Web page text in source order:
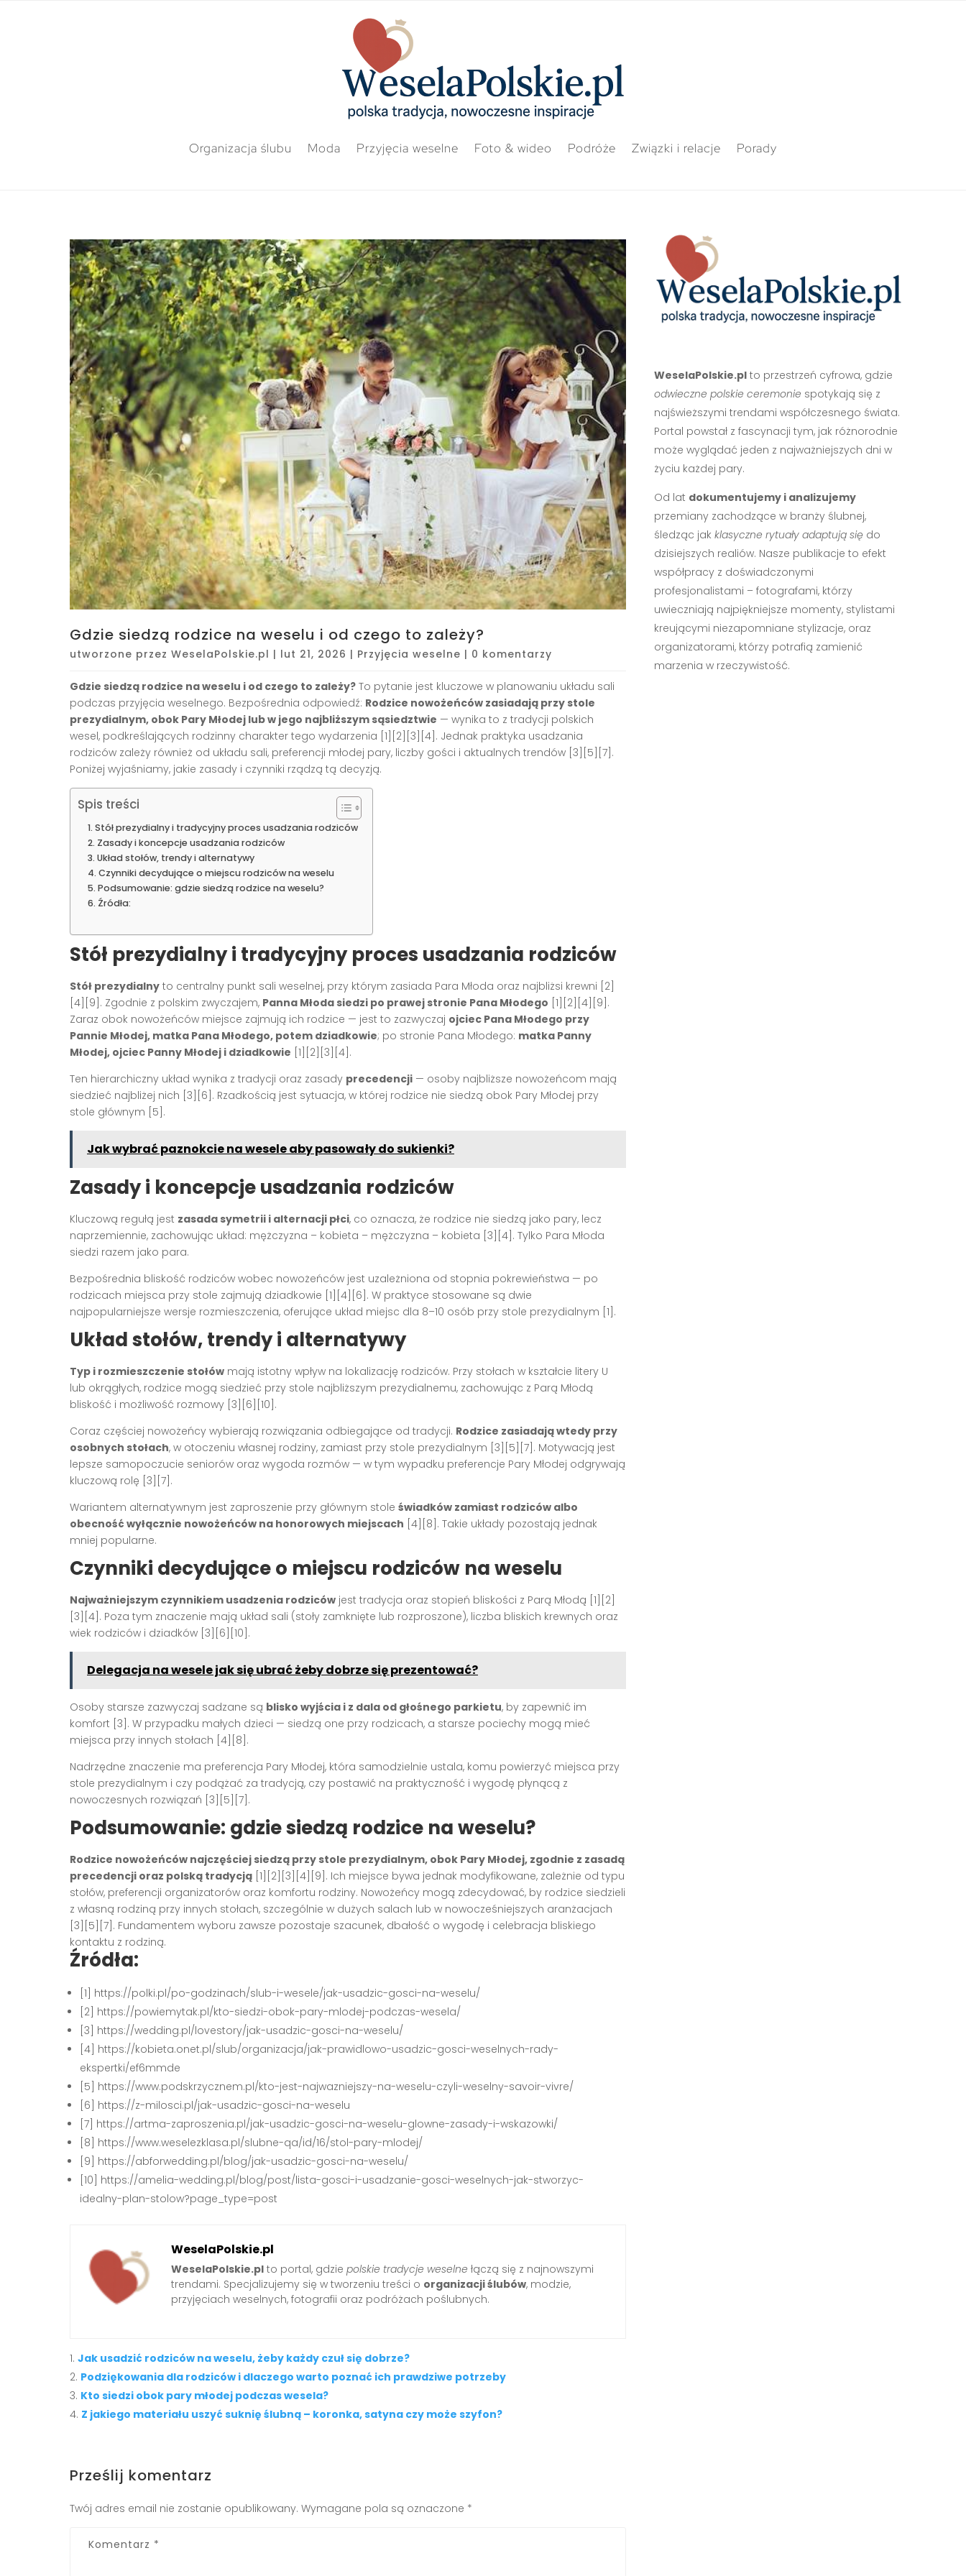
Organizacja ślubu Moda Przyjęcia weselne Foto & wideo Podróże Związki i relacje Porady
Gdzie siedzą rodzice na weselu i od czego to zależy?
utworzone przez WeselaPolskie.pl | lut 21, 2026 | Przyjęcia weselne | 0 komentarzy
Gdzie siedzą rodzice na weselu i od czego to zależy? To pytanie jest kluczowe w planowaniu układu sali
podczas przyjęcia weselnego. Bezpośrednia odpowiedź: Rodzice nowożeńców zasiadają przy stole
prezydialnym, obok Pary Młodej lub w jego najbliższym sąsiedztwie — wynika to z tradycji polskich
wesel, podkreślających rodzinny charakter tego wydarzenia [1][2][3][4] . Jednak praktyka usadzania
rodziców zależy również od układu sali, preferencji młodej pary, liczby gości i aktualnych trendów [3][5][7] .
Poniżej wyjaśniamy, jakie zasady i czynniki rządzą tą decyzją.
Spis treści
Stół prezydialny i tradycyjny proces usadzania rodziców
Zasady i koncepcje usadzania rodziców
Układ stołów, trendy i alternatywy
Czynniki decydujące o miejscu rodziców na weselu
Podsumowanie: gdzie siedzą rodzice na weselu?
Źródła:
Stół prezydialny i tradycyjny proces usadzania rodziców
Stół prezydialny to centralny punkt sali weselnej, przy którym zasiada Para Młoda oraz najbliżsi krewni [2]
[4][9] . Zgodnie z polskim zwyczajem, Panna Młoda siedzi po prawej stronie Pana Młodego [1][2][4][9] .
Zaraz obok nowożeńców miejsce zajmują ich rodzice — jest to zazwyczaj ojciec Pana Młodego przy
Pannie Młodej, matka Pana Młodego, potem dziadkowie; po stronie Pana Młodego: matka Panny
Młodej, ojciec Panny Młodej i dziadkowie [1][2][3][4] .
Ten hierarchiczny układ wynika z tradycji oraz zasady precedencji — osoby najbliższe nowożeńcom mają
siedzieć najbliżej nich [3][6] . Rzadkością jest sytuacja, w której rodzice nie siedzą obok Pary Młodej przy
stole głównym [5] .
Jak wybrać paznokcie na wesele aby pasowały do sukienki?
Zasady i koncepcje usadzania rodziców
Kluczową regułą jest zasada symetrii i alternacji płci, co oznacza, że rodzice nie siedzą jako pary, lecz
naprzemiennie, zachowując układ: mężczyzna – kobieta – mężczyzna – kobieta [3][4] . Tylko Para Młoda
siedzi razem jako para.
Bezpośrednia bliskość rodziców wobec nowożeńców jest uzależniona od stopnia pokrewieństwa — po
rodzicach miejsca przy stole zajmują dziadkowie [1][4][6] . W praktyce stosowane są dwie
najpopularniejsze wersje rozmieszczenia, oferujące układ miejsc dla 8–10 osób przy stole prezydialnym [1] .
Układ stołów, trendy i alternatywy
Typ i rozmieszczenie stołów mają istotny wpływ na lokalizację rodziców. Przy stołach w kształcie litery U
lub okrągłych, rodzice mogą siedzieć przy stole najbliższym prezydialnemu, zachowując z Parą Młodą
bliskość i możliwość rozmowy [3][6][10] .
Coraz częściej nowożeńcy wybierają rozwiązania odbiegające od tradycji. Rodzice zasiadają wtedy przy
osobnych stołach, w otoczeniu własnej rodziny, zamiast przy stole prezydialnym [3][5][7] . Motywacją jest
lepsze samopoczucie seniorów oraz wygoda rozmów — w tym wypadku preferencje Pary Młodej odgrywają
kluczową rolę [3][7] .
Wariantem alternatywnym jest zaproszenie przy głównym stole świadków zamiast rodziców albo
obecność wyłącznie nowożeńców na honorowych miejscach [4][8] . Takie układy pozostają jednak
mniej popularne.
Czynniki decydujące o miejscu rodziców na weselu
Najważniejszym czynnikiem usadzenia rodziców jest tradycja oraz stopień bliskości z Parą Młodą [1][2]
[3][4] . Poza tym znaczenie mają układ sali (stoły zamknięte lub rozproszone), liczba bliskich krewnych oraz
wiek rodziców i dziadków [3][6][10] .
Delegacja na wesele jak się ubrać żeby dobrze się prezentować?
Osoby starsze zazwyczaj sadzane są blisko wyjścia i z dala od głośnego parkietu, by zapewnić im
komfort [3] . W przypadku małych dzieci — siedzą one przy rodzicach, a starsze pociechy mogą mieć
miejsca przy innych stołach [4][8] .
Nadrzędne znaczenie ma preferencja Pary Młodej, która samodzielnie ustala, komu powierzyć miejsca przy
stole prezydialnym i czy podążać za tradycją, czy postawić na praktyczność i wygodę płynącą z
nowoczesnych rozwiązań [3][5][7] .
Podsumowanie: gdzie siedzą rodzice na weselu?
Rodzice nowożeńców najczęściej siedzą przy stole prezydialnym, obok Pary Młodej, zgodnie z zasadą
precedencji oraz polską tradycją [1][2][3][4][9] . Ich miejsce bywa jednak modyfikowane, zależnie od typu
stołów, preferencji organizatorów oraz komfortu rodziny. Nowożeńcy mogą zdecydować, by rodzice siedzieli
z własną rodziną przy innych stołach, szczególnie w dużych salach lub w nowocześniejszych aranżacjach
[3][5][7] . Fundamentem wyboru zawsze pozostaje szacunek, dbałość o wygodę i celebracja bliskiego
kontaktu z rodziną.
Źródła:
[1] https://polki.pl/po-godzinach/slub-i-wesele/jak-usadzic-gosci-na-weselu/
[2] https://powiemytak.pl/kto-siedzi-obok-pary-mlodej-podczas-wesela/
[3] https://wedding.pl/lovestory/jak-usadzic-gosci-na-weselu/
[4] https://kobieta.onet.pl/slub/organizacja/jak-prawidlowo-usadzic-gosci-weselnych-rady-
ekspertki/ef6mmde
[5] https://www.podskrzycznem.pl/kto-jest-najwazniejszy-na-weselu-czyli-weselny-savoir-vivre/
[6] https://z-milosci.pl/jak-usadzic-gosci-na-weselu
[7] https://artma-zaproszenia.pl/jak-usadzic-gosci-na-weselu-glowne-zasady-i-wskazowki/
[8] https://www.weselezklasa.pl/slubne-qa/id/16/stol-pary-mlodej/
[9] https://abforwedding.pl/blog/jak-usadzic-gosci-na-weselu/
[10] https://amelia-wedding.pl/blog/post/lista-gosci-i-usadzanie-gosci-weselnych-jak-stworzyc-
idealny-plan-stolow?page_type=post
WeselaPolskie.pl
WeselaPolskie.pl to portal, gdzie polskie tradycje weselne łączą się z najnowszymi
trendami. Specjalizujemy się w tworzeniu treści o organizacji ślubów, modzie,
przyjęciach weselnych, fotografii oraz podróżach poślubnych.
Jak usadzić rodziców na weselu, żeby każdy czuł się dobrze?
Podziękowania dla rodziców i dlaczego warto poznać ich prawdziwe potrzeby
Kto siedzi obok pary młodej podczas wesela?
Z jakiego materiału uszyć suknię ślubną – koronka, satyna czy może szyfon?
Prześlij komentarz
Twój adres email nie zostanie opublikowany. Wymagane pola są oznaczone *
WeselaPolskie.plto przestrzeń cyfrowa, gdzie
odwieczne polskie ceremonie spotykają się z
najświeższymi trendami współczesnego świata.
Portal powstał z fascynacji tym, jak różnorodnie
może wyglądać jeden z najważniejszych dni w
życiu każdej pary.
Od lat dokumentujemy i analizujemy
przemiany zachodzące w branży ślubnej,
śledząc jak klasyczne rytuały adaptują się do
dzisiejszych realiów. Nasze publikacje to efekt
współpracy z doświadczonymi
profesjonalistami – fotografami, którzy
uwieczniają najpiękniejsze momenty, stylistami
kreującymi niezapomniane stylizacje, oraz
organizatorami, którzy potrafią zamienić
marzenia w rzeczywistość.